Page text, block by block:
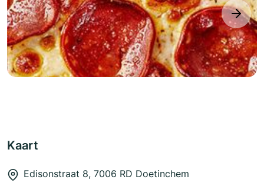
next
Kaart
Edisonstraat 8, 7006 RD Doetinchem